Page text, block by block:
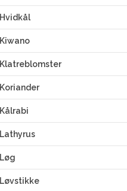
Hvidkål
Kiwano
Klatreblomster
Koriander
Kålrabi
Lathyrus
Løg
Løvstikke